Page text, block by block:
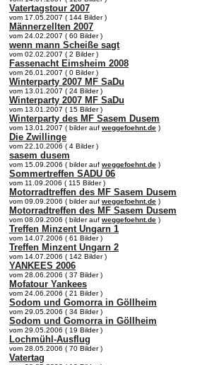
Vatertagstour 2007
vom 17.05.2007 ( 144 Bilder )
Männerzellten 2007
vom 24.02.2007 ( 60 Bilder )
wenn mann Scheiße sagt
vom 02.02.2007 ( 2 Bilder )
Fassenacht Eimsheim 2008
vom 26.01.2007 ( 0 Bilder )
Winterparty 2007 MF SaDu
vom 13.01.2007 ( 24 Bilder )
Winterparty 2007 MF SaDu
vom 13.01.2007 ( 15 Bilder )
Winterparty des MF Sasem Dusem
vom 13.01.2007 ( bilder auf weggefoehnt.de )
Die Zwillinge
vom 22.10.2006 ( 4 Bilder )
sasem dusem
vom 15.09.2006 ( bilder auf weggefoehnt.de )
Sommertreffen SADU 06
vom 11.09.2006 ( 115 Bilder )
Motorradtreffen des MF Sasem Dusem
vom 09.09.2006 ( bilder auf weggefoehnt.de )
Motorradtreffen des MF Sasem Dusem
vom 08.09.2006 ( bilder auf weggefoehnt.de )
Treffen Minzent Ungarn 1
vom 14.07.2006 ( 61 Bilder )
Treffen Minzent Ungarn 2
vom 14.07.2006 ( 142 Bilder )
YANKEES 2006
vom 28.06.2006 ( 37 Bilder )
Mofatour Yankees
vom 24.06.2006 ( 21 Bilder )
Sodom und Gomorra in Göllheim
vom 29.05.2006 ( 34 Bilder )
Sodom und Gomorra in Göllheim
vom 29.05.2006 ( 19 Bilder )
Lochmühl-Ausflug
vom 28.05.2006 ( 70 Bilder )
Vatertag